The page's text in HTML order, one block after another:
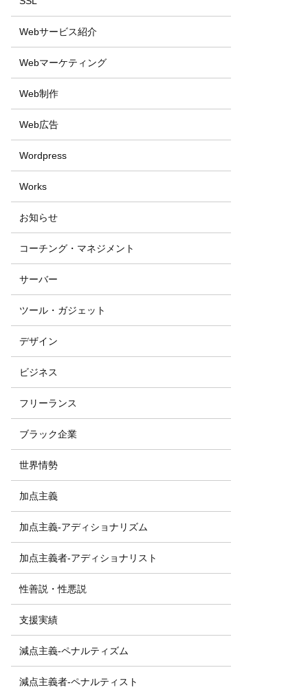
Webサービス紹介
Webマーケティング
Web制作
Web広告
Wordpress
Works
お知らせ
コーチング・マネジメント
サーバー
ツール・ガジェット
デザイン
ビジネス
フリーランス
ブラック企業
世界情勢
加点主義
加点主義-アディショナリズム
加点主義者-アディショナリスト
性善説・性悪説
支援実績
減点主義-ペナルティズム
減点主義者-ペナルティスト